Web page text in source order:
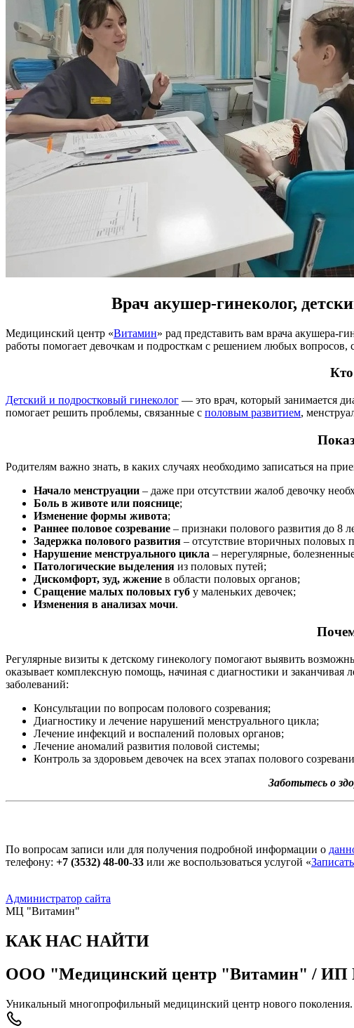
Врач акушер-гинеколог,
Медицинский центр «Витамин» рад представить вам врача акушера-
работы помогает девочкам и подросткам с решением любых вопросов,
Детский и подростковый гинеколог — это врач, который занимается
помогает решить проблемы, связанные с половым развитием,
Родителям важно знать, в каких случаях необходимо записаться на
Начало менструации – даже при отсутствии жалоб девочку
Боль в животе или пояснице;
Изменение формы живота;
Раннее половое созревание – признаки полового развития до 8
Задержка полового развития – отсутствие вторичных половых
Нарушение менструального цикла – нерегулярные,
Патологические выделения из половых путей;
Дискомфорт, зуд, жжение в области половых органов;
Сращение малых половых губ у маленьких девочек;
Изменения в анализах мочи.
Регулярные визиты к детскому гинекологу помогают выявить
оказывает комплексную помощь, начиная с диагностики и заканчивая
заболеваний:
Консультации по вопросам полового созревания;
Диагностику и лечение нарушений менструального цикла;
Лечение инфекций и воспалений половых органов;
Лечение аномалий развития половой системы;
Контроль за здоровьем девочек на всех этапах полового
Заботьтесь о
По вопросам записи или для получения подробной информации о
телефону: +7 (3532) 48-00-33 или же воспользоваться услугой «
Администратор сайта
МЦ "Витамин"
КАК НАС НАЙТИ
ООО "Медицинский центр "Витамин" / ИП
Уникальный многопрофильный медицинский центр нового поколения.